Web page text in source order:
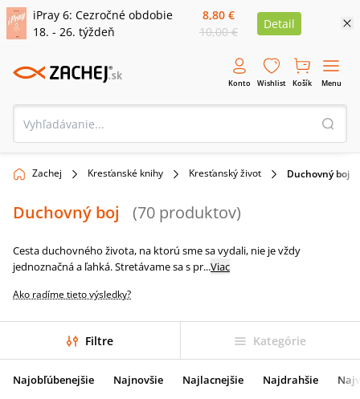
iPray 6: Cezročné obdobie
18. - 26. týždeň
8,80 €
10,00 €
Detail
Konto Wishlist Košík Menu
Zachej Kresťanské knihy Kresťanský život Duchovný boj
Duchovný boj (70 produktov)
Cesta duchovného života, na ktorú sme sa vydali, nie je vždy
jednoznačná a ľahká. Stretávame sa s pr...Viac
Ako radíme tieto výsledky?
Filtre Kategórie
Najobľúbenejšie Najnovšie Najlacnejšie Najdrahšie